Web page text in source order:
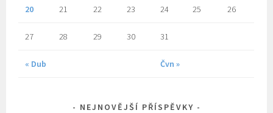
« Dub Čvn »
20 21 22 23 24 25 26
27 28 29 30 31
NEJNOVĚJŠÍ PŘÍSPĚVKY